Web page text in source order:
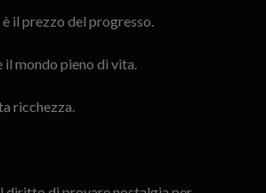
il prezzo del progresso.
il mondo pieno di vita.
ricchezza.